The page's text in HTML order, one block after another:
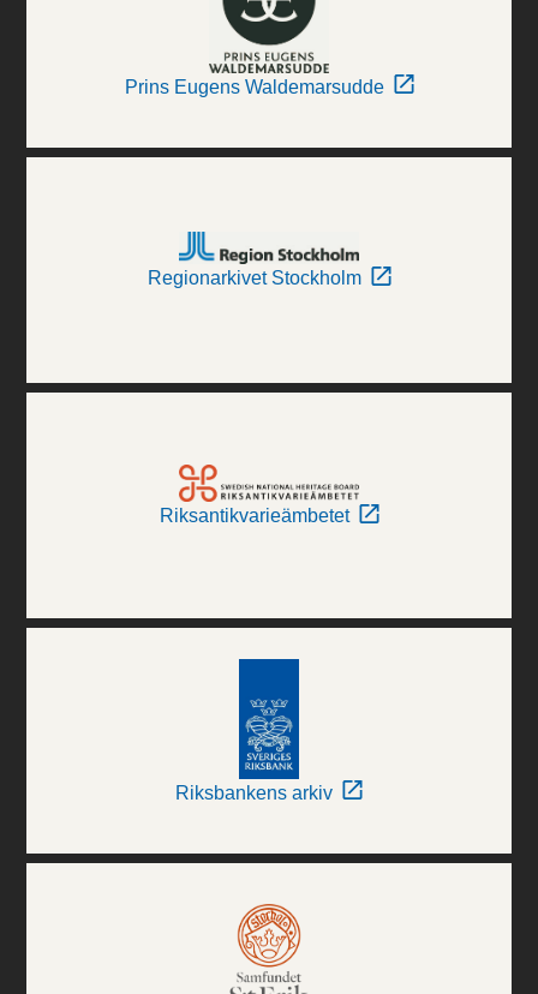
Prins Eugens Waldemarsudde
Regionarkivet Stockholm
Riksantikvarieämbetet
Riksbankens arkiv